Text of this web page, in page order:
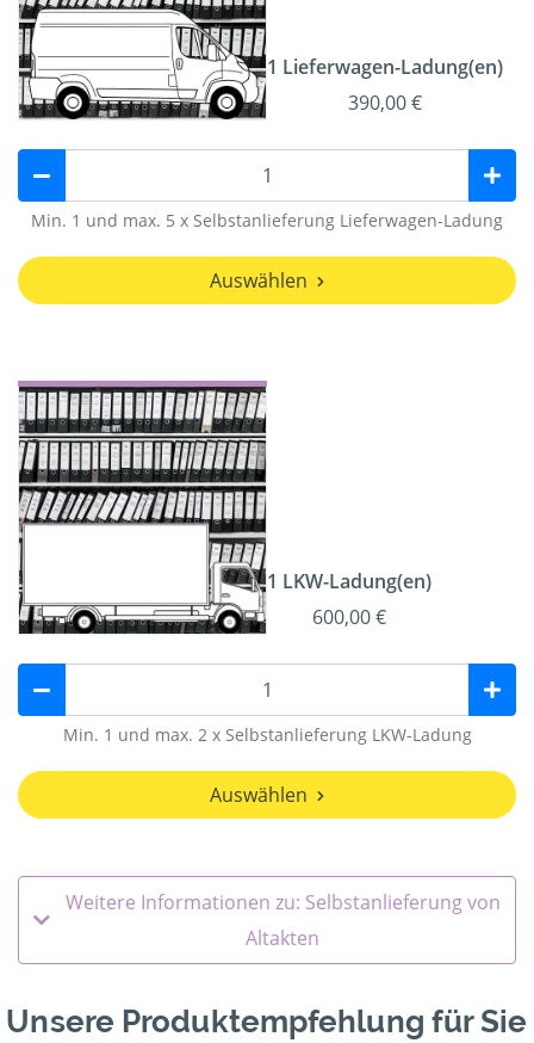
1 Lieferwagen-Ladung(en)
390,00 €
Min. 1 und max. 5 x Selbstanlieferung Lieferwagen-Ladung
Auswählen
1 LKW-Ladung(en)
600,00 €
Min. 1 und max. 2 x Selbstanlieferung LKW-Ladung
Auswählen
Weitere Informationen zu: Selbstanlieferung von
Altakten
Unsere Produktempfehlung für Sie